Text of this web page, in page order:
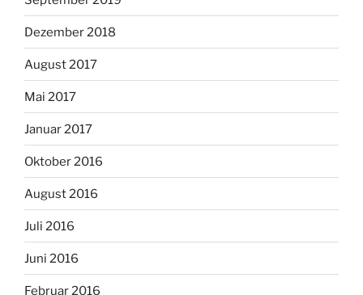
Dezember 2018
August 2017
Mai 2017
Januar 2017
Oktober 2016
August 2016
Juli 2016
Juni 2016
Februar 2016